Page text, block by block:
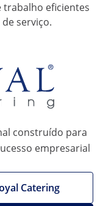
trabalho eficientes
serviço.
construído para
empresarial
Catering